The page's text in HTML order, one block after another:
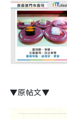
▼原帖文▼